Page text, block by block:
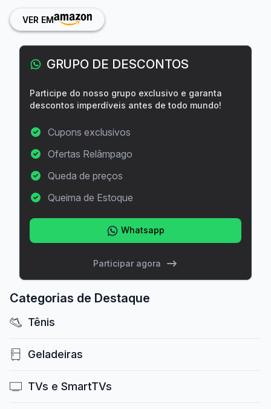
VER EM
GRUPO DE DESCONTOS
Participe do nosso grupo exclusivo e garanta
descontos imperdíveis antes de todo mundo!
Cupons exclusivos
Ofertas Relâmpago
Queda de preços
Queima de Estoque
Whatsapp
Participar agora
Categorias de Destaque
Tênis
Geladeiras
TVs e SmartTVs